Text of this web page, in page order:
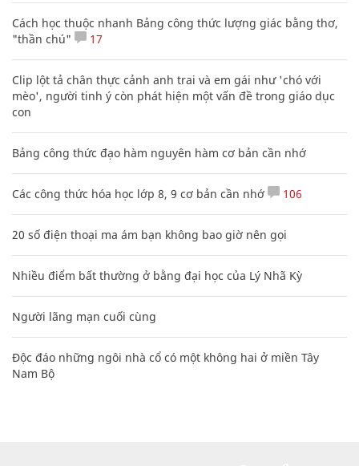
Cách học thuộc nhanh Bảng công thức lượng giác bằng thơ,
"thần chú"
17
Clip lột tả chân thực cảnh anh trai và em gái như 'chó với
mèo', người tinh ý còn phát hiện một vấn đề trong giáo dục
con
Bảng công thức đạo hàm nguyên hàm cơ bản cần nhớ
Các công thức hóa học lớp 8, 9 cơ bản cần nhớ 106
20 số điện thoại ma ám bạn không bao giờ nên gọi
Nhiều điểm bất thường ở bằng đại học của Lý Nhã Kỳ
Người lãng mạn cuối cùng
Độc đáo những ngôi nhà cổ có một không hai ở miền Tây
Nam Bộ